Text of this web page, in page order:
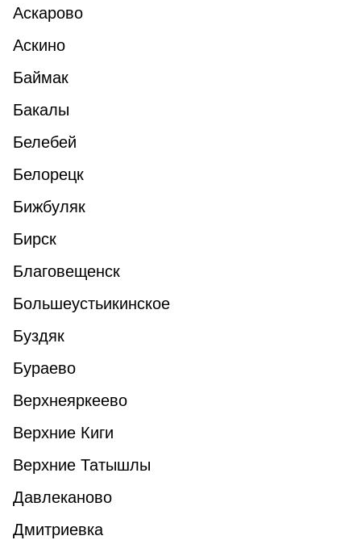
Аскарово
Аскино
Баймак
Бакалы
Белебей
Белорецк
Бижбуляк
Бирск
Благовещенск
Большеустьикинское
Буздяк
Бураево
Верхнеяркеево
Верхние Киги
Верхние Татышлы
Давлеканово
Дмитриевка